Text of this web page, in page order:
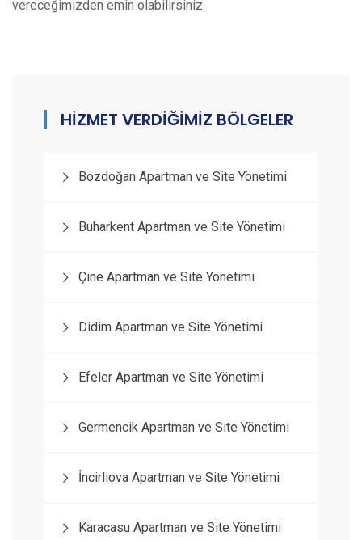
vereceğimizden emin olabilirsiniz.
HİZMET VERDİĞİMİZ BÖLGELER
Bozdoğan Apartman ve Site Yönetimi
Buharkent Apartman ve Site Yönetimi
Çine Apartman ve Site Yönetimi
Didim Apartman ve Site Yönetimi
Efeler Apartman ve Site Yönetimi
Germencik Apartman ve Site Yönetimi
İncirliova Apartman ve Site Yönetimi
Karacasu Apartman ve Site Yönetimi